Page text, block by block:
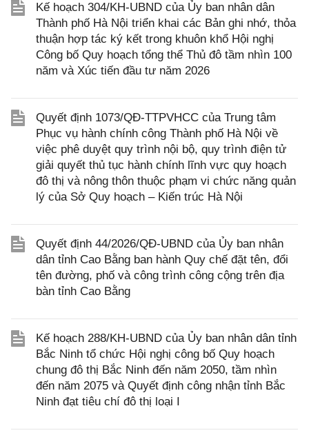
Kế hoạch 304/KH-UBND của Ủy ban nhân dân
Thành phố Hà Nội triển khai các Bản ghi nhớ, thỏa
thuận hợp tác ký kết trong khuôn khổ Hội nghị
Công bố Quy hoạch tổng thể Thủ đô tầm nhìn 100
năm và Xúc tiến đầu tư năm 2026
Quyết định 1073/QĐ-TTPVHCC của Trung tâm
Phục vụ hành chính công Thành phố Hà Nội về
việc phê duyệt quy trình nội bộ, quy trình điện tử
giải quyết thủ tục hành chính lĩnh vực quy hoạch
đô thị và nông thôn thuộc phạm vi chức năng quản
lý của Sở Quy hoạch – Kiến trúc Hà Nội
Quyết định 44/2026/QĐ-UBND của Ủy ban nhân
dân tỉnh Cao Bằng ban hành Quy chế đặt tên, đổi
tên đường, phố và công trình công cộng trên địa
bàn tỉnh Cao Bằng
Kế hoạch 288/KH-UBND của Ủy ban nhân dân tỉnh
Bắc Ninh tổ chức Hội nghị công bố Quy hoạch
chung đô thị Bắc Ninh đến năm 2050, tầm nhìn
đến năm 2075 và Quyết định công nhận tỉnh Bắc
Ninh đạt tiêu chí đô thị loại I